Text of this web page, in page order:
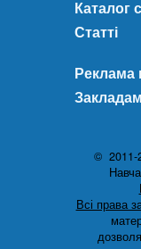
Каталог
Статті
Реклама
© 2011-
Всі права